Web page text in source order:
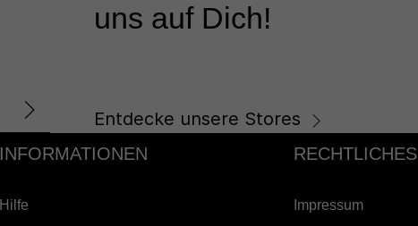
uns auf Dich!
Entdecke unsere Stores
INFORMATIONEN
Hilfe
RECHTLICHES
Impressum